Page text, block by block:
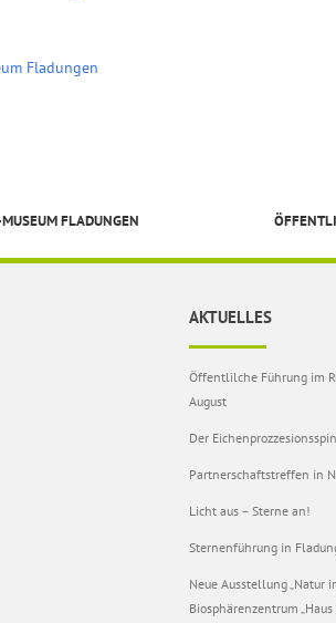
Fladungen
FLADUNGEN
AKTUELLES
Öffentlilche Führung im
August
Der
Partnerschaftstreffen in
Licht aus – Sterne an!
Sternenführung in
Neue Ausstellung „Natur
Biosphärenzentrum